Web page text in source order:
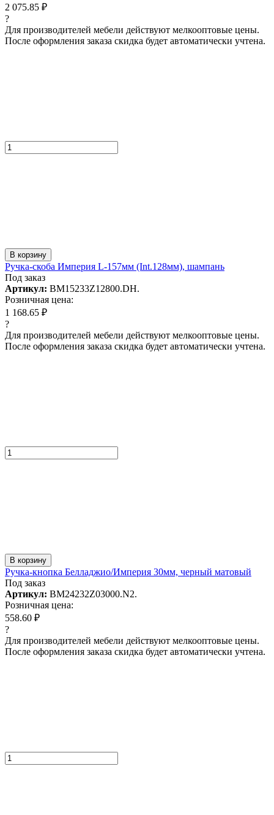
2 075.85 ₽
?
Для производителей мебели действуют мелкооптовые цены.
После оформления заказа скидка будет автоматически учтена.
В корзину
Ручка-скоба Империя L-157мм (Int.128мм), шампань
Под заказ
Артикул: BM15233Z12800.DH.
Розничная цена:
1 168.65 ₽
?
Для производителей мебели действуют мелкооптовые цены.
После оформления заказа скидка будет автоматически учтена.
В корзину
Ручка-кнопка Белладжио/Империя 30мм, черный матовый
Под заказ
Артикул: BM24232Z03000.N2.
Розничная цена:
558.60 ₽
?
Для производителей мебели действуют мелкооптовые цены.
После оформления заказа скидка будет автоматически учтена.